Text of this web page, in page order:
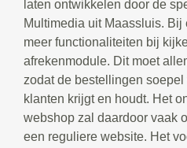
laten ontwikkelen door de
Multimedia uit Maassluis.
meer functionaliteiten bij
afrekenmodule. Dit moet
zodat de bestellingen
klanten krijgt en houdt. Het
webshop zal daardoor vaak
een reguliere website. Het